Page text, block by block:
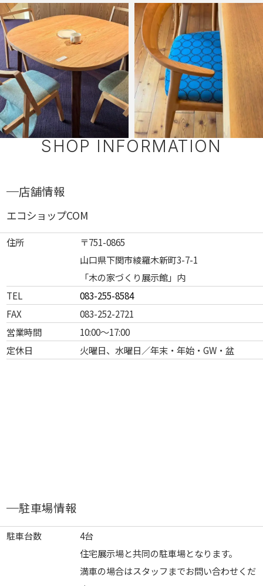
SHOP INFORMATION
店舗情報
エコショップCOM
住所
〒751-0865
山口県下関市綾羅木新町3-7-1
「木の家づくり展示館」内
TEL
083-255-8584
FAX
083-252-2721
営業時間
10:00～17:00
定休日
火曜日、水曜日／年末・年始・GW・盆
駐車場情報
駐車台数
4台
住宅展示場と共同の駐車場となります。
満車の場合はスタッフまでお問い合わせくだ